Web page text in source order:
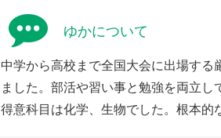
ゆかについて
中学から高校まで全国大会に出場する
ました。部活や習い事と勉強を両立し
得意科目は化学、生物でした。根本的